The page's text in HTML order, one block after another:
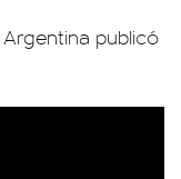
publicó